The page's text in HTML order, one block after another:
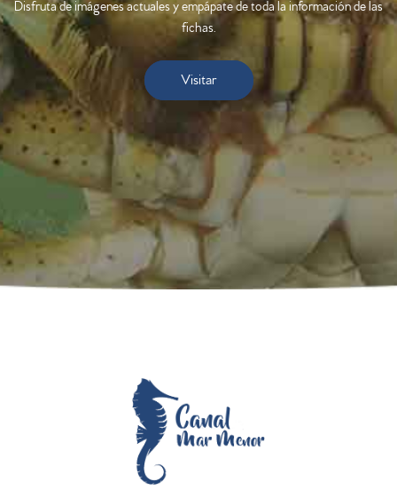
Disfruta de imágenes actuales y empápate de toda la información de las
fichas.
Visitar